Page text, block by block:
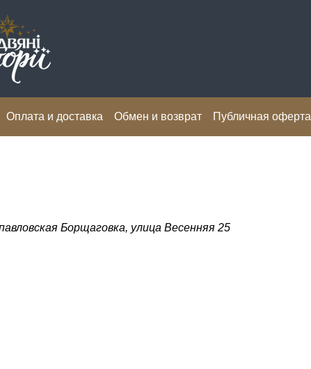
Оплата и доставка Обмен и возврат Публичная оферта
Борщаговка, улица Весенняя 25